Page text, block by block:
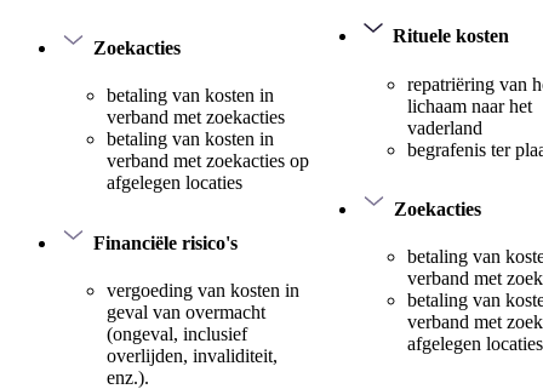
Zoekacties
betaling van kosten in
verband met zoekacties
betaling van kosten in
verband met zoekacties op
afgelegen locaties
Financiële risico's
vergoeding van kosten in
geval van overmacht
(ongeval, inclusief
overlijden, invaliditeit,
enz.).
Rituele kosten
repatriëring van
lichaam naar het
vaderland
begrafenis ter
Zoekacties
betaling van
verband met
betaling van
verband met
afgelegen locaties